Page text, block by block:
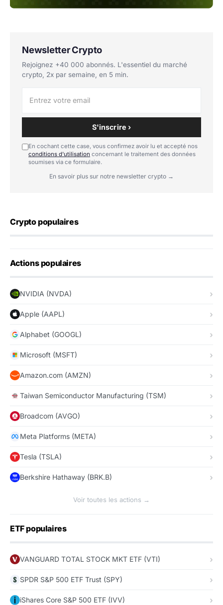
Newsletter Crypto
Rejoignez +40 000 abonnés. L'essentiel du marché
crypto, 2x par semaine, en 5 min.
S'inscrire ›
En cochant cette case, vous confirmez avoir lu et accepté nos
conditions d'utilisation concernant le traitement des données
soumises via ce formulaire.
En savoir plus sur notre newsletter crypto →
Crypto populaires
Actions populaires
NVIDIA (NVDA)
Apple (AAPL)
Alphabet (GOOGL)
Microsoft (MSFT)
Amazon.com (AMZN)
Taiwan Semiconductor Manufacturing (TSM)
Broadcom (AVGO)
Meta Platforms (META)
Tesla (TSLA)
Berkshire Hathaway (BRK.B)
Voir toutes les actions →
ETF populaires
VANGUARD TOTAL STOCK MKT ETF (VTI)
SPDR S&P 500 ETF Trust (SPY)
iShares Core S&P 500 ETF (IVV)